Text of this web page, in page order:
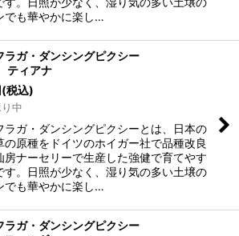
でも華やかに楽し…
ラガ・ダンシングピクシー
ィアナ
(税込)
中
ラガ・ダンシングピクシーとは、日本の
の原種をドイツのホイガー社で品種改良
房ナーセリーで生産した強健で育てやす
す。日照が少なく、湿り気の多い土壌の
でも華やかに楽し…
ラガ・ダンシングピクシー